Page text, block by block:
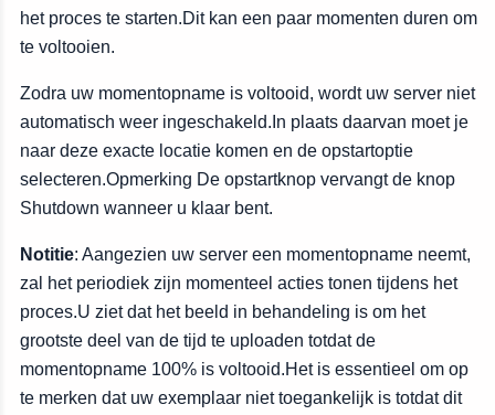
het proces te starten.Dit kan een paar momenten duren om
te voltooien.
Zodra uw momentopname is voltooid, wordt uw server niet
automatisch weer ingeschakeld.In plaats daarvan moet je
naar deze exacte locatie komen en de opstartoptie
selecteren.Opmerking De opstartknop vervangt de knop
Shutdown wanneer u klaar bent.
Notitie: Aangezien uw server een momentopname neemt,
zal het periodiek zijn momenteel acties tonen tijdens het
proces.U ziet dat het beeld in behandeling is om het
grootste deel van de tijd te uploaden totdat de
momentopname 100% is voltooid.Het is essentieel om op
te merken dat uw exemplaar niet toegankelijk is totdat dit